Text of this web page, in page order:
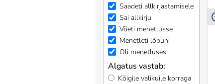
Saadeti allkirjastamisele
Sai allkirju
Võeti menetlusse
Menetleti lõpuni
Oli menetluses
Algatus vastab:
Kõigile valikuile korraga